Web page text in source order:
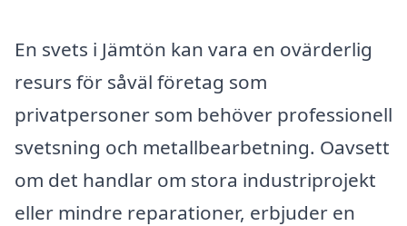
En svets i Jämtön kan vara en ovärderlig
resurs för såväl företag som
privatpersoner som behöver professionell
svetsning och metallbearbetning. Oavsett
om det handlar om stora industriprojekt
eller mindre reparationer, erbjuder en